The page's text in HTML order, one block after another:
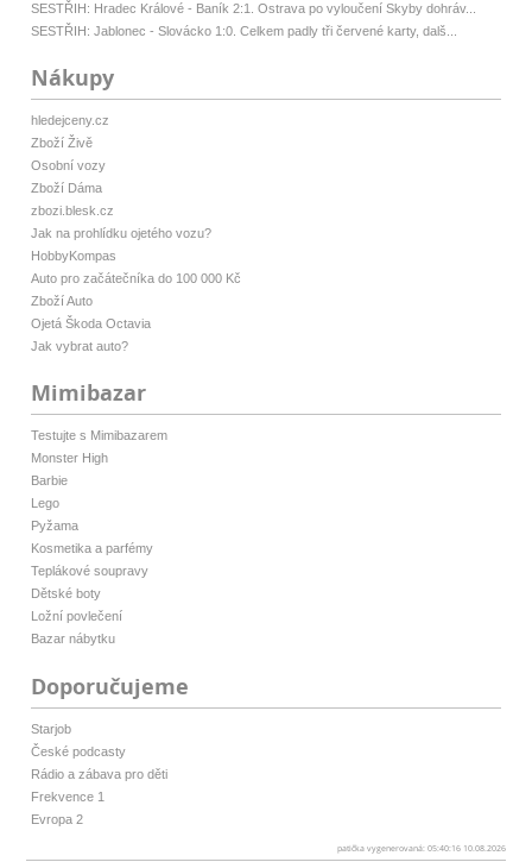
SESTŘIH: Hradec Králové - Baník 2:1. Ostrava po vyloučení Skyby dohráv...
SESTŘIH: Jablonec - Slovácko 1:0. Celkem padly tři červené karty, dalš...
Nákupy
hledejceny.cz
Zboží Živě
Osobní vozy
Zboží Dáma
zbozi.blesk.cz
Jak na prohlídku ojetého vozu?
HobbyKompas
Auto pro začátečníka do 100 000 Kč
Zboží Auto
Ojetá Škoda Octavia
Jak vybrat auto?
Mimibazar
Testujte s Mimibazarem
Monster High
Barbie
Lego
Pyžama
Kosmetika a parfémy
Teplákové soupravy
Dětské boty
Ložní povlečení
Bazar nábytku
Doporučujeme
Starjob
České podcasty
Rádio a zábava pro děti
Frekvence 1
Evropa 2
patička vygenerovaná: 05:40:16 10.08.2026